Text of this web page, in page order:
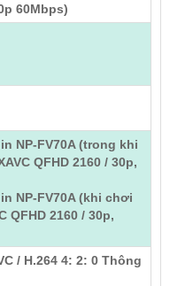
60Mbps)
NP-FV70A (trong khi
QFHD 2160 / 30p,
NP-FV70A (khi chơi
QFHD 2160 / 30p,
/ H.264 4: 2: 0 Thông